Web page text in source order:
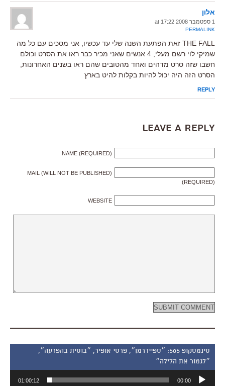
אלון
1 ספטמבר 2008 at 17:22
PERMALINK
THE FALL זאת הפתעת השנה שלי עד עכשיו, אני מסכים עם כל מה
שמיקי לוי רשם מעלי, 4 אנשים שאני מכיר כבר ראו את הסרט וכולם
חשבו שזה סרט מדהים ואחד מהטובים שהם ראו בשנים האחרונות,
הסרט הזה היה יכול להיות בקלות להיט בארץ
REPLY
Leave a Reply
NAME (REQUIRED)
MAIL (WILL NOT BE PUBLISHED)
(REQUIRED)
WEBSITE
סינמסקופ 505: ״ספיידרמן״, פרסי אופיר, ״בוסית בהפרעה״,
״לגמור את הלילה״
00:00
01:00:12